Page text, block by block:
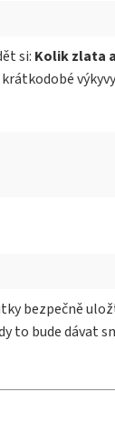
si: Kolik zlata
bezpečně
to bude dávat